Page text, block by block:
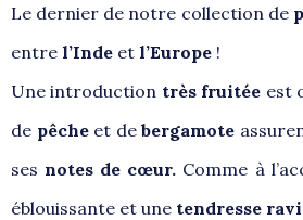
Le dernier de notre collection de
entre l’Inde et l’Europe !
Une introduction très fruitée est
de pêche et de bergamote
sesnotes de cœur. Comme à
éblouissante et une tendresse